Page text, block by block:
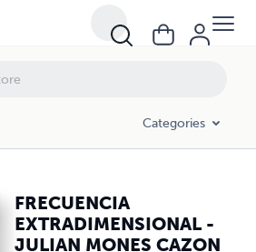
Categories
FRECUENCIA
EXTRADIMENSIONAL -
JULIAN MONES CAZON
- JULIAN MONES CAZON